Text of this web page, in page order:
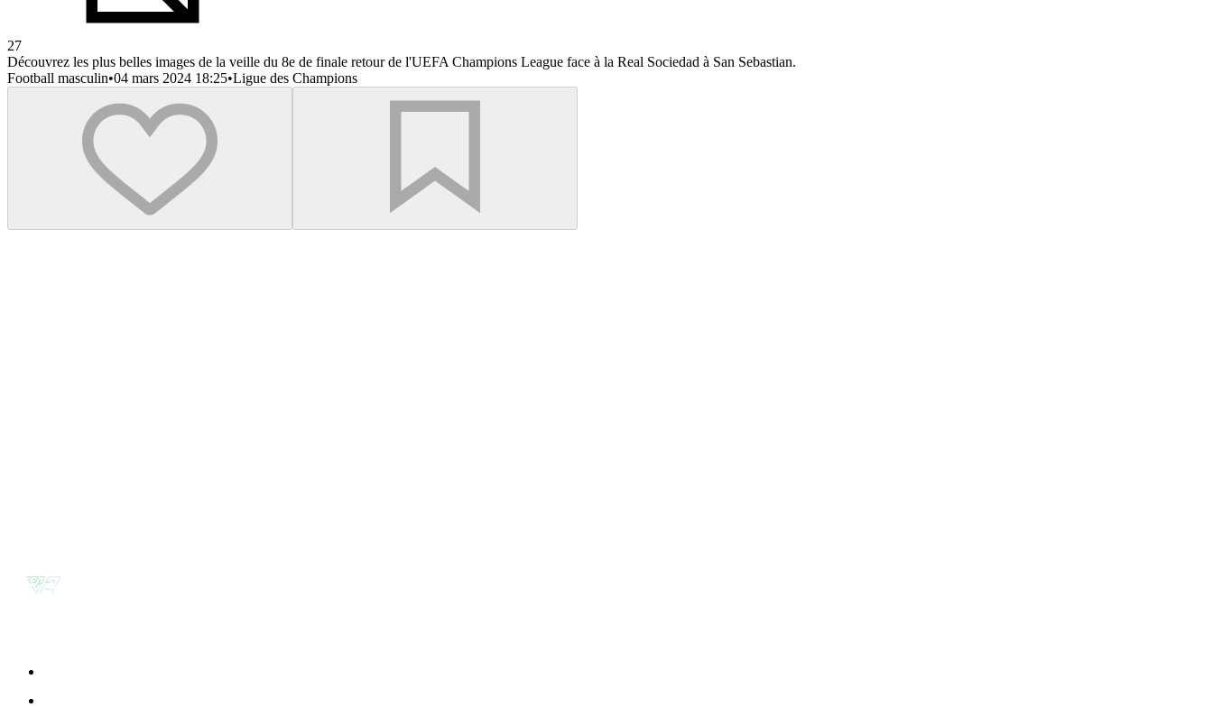
27
Découvrez les plus belles images de la veille du 8e de finale retour de l'UEFA Champions League face à la Real Sociedad à San Sebastian.
Football masculin•04 mars 2024 18:25•Ligue des Champions